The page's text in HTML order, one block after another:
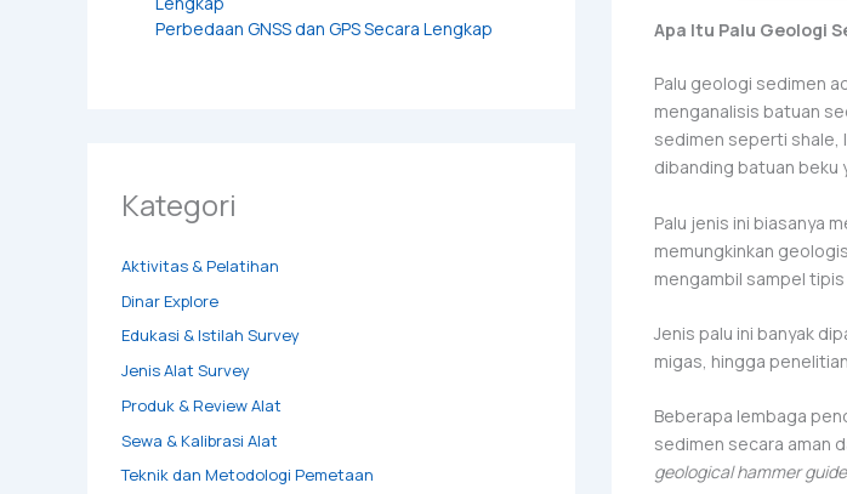
Perbedaan GNSS dan GPS Secara Lengkap
Kategori
Aktivitas & Pelatihan
Dinar Explore
Edukasi & Istilah Survey
Jenis Alat Survey
Produk & Review Alat
Sewa & Kalibrasi Alat
Teknik dan Metodologi Pemetaan
Apa Itu Palu Geologi
Palu geologi sedimen
menganalisis batuan
sedimen seperti
dibanding batuan beku
Palu jenis ini biasanya
memungkinkan
mengambil sampel
Jenis palu ini banyak
migas, hingga
Beberapa lembaga
sedimen secara aman
geological hammer guide